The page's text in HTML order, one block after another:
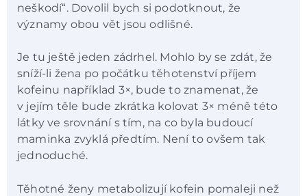
neškodí“. Dovolil bych si podotknout, že
významy obou vět jsou odlišné.
Je tu ještě jeden zádrhel. Mohlo by se zdát, že
sníží-li žena po počátku těhotenství příjem
kofeinu například 3×, bude to znamenat, že
v jejím těle bude zkrátka kolovat 3× méně této
látky ve srovnání s tím, na co byla budoucí
maminka zvyklá předtím. Není to ovšem tak
jednoduché.
Těhotné ženy metabolizují kofein pomaleji než